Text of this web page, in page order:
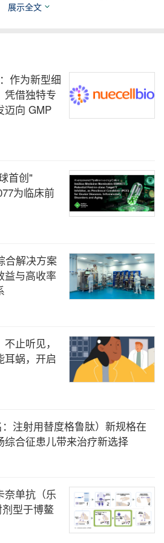
医药健闻
公众号“医药健闻”发布全球制药、医疗、
康企业最新的经营动态。扫描二维码，
/电子 健康护理与医院
医疗药
、技术、工程及数学
人工智
展示全文
作为新型细
凭借独特专
迈向 GMP
首创"
为临床前
合解决方案
益与高收率
止听见，
耳蜗，开启
注射用替度格鲁肽）新规格在
合征患儿带来治疗新选择
奈单抗（乐
型于博鳌